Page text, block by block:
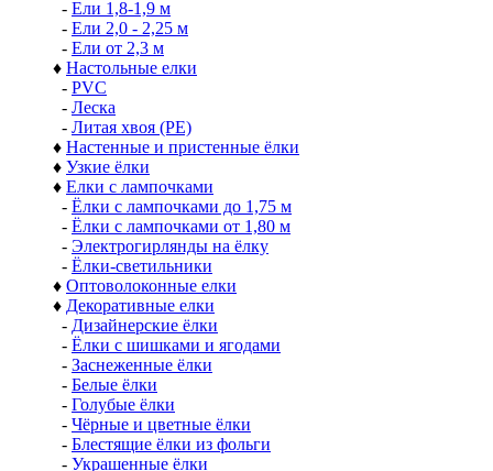
- Ели 1,8-1,9 м
- Ели 2,0 - 2,25 м
- Ели от 2,3 м
♦ Настольные елки
- PVC
- Леска
- Литая хвоя (РЕ)
♦ Настенные и пристенные ёлки
♦ Узкие ёлки
♦ Елки с лампочками
- Ёлки с лампочками до 1,75 м
- Ёлки с лампочками от 1,80 м
- Электрогирлянды на ёлку
- Ёлки-светильники
♦ Оптоволоконные елки
♦ Декоративные елки
- Дизайнерские ёлки
- Ёлки с шишками и ягодами
- Заснеженные ёлки
- Белые ёлки
- Голубые ёлки
- Чёрные и цветные ёлки
- Блестящие ёлки из фольги
- Украшенные ёлки